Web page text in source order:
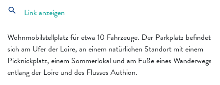
Wohnmobilstellplatz für etwa 10 Fahrzeuge. Der Parkplatz befindet
sich am Ufer der Loire, an einem natürlichen Standort mit einem
Picknickplatz, einem Sommerlokal und am Fuße eines Wanderwegs
entlang der Loire und des Flusses Authion.
search Link anzeigen